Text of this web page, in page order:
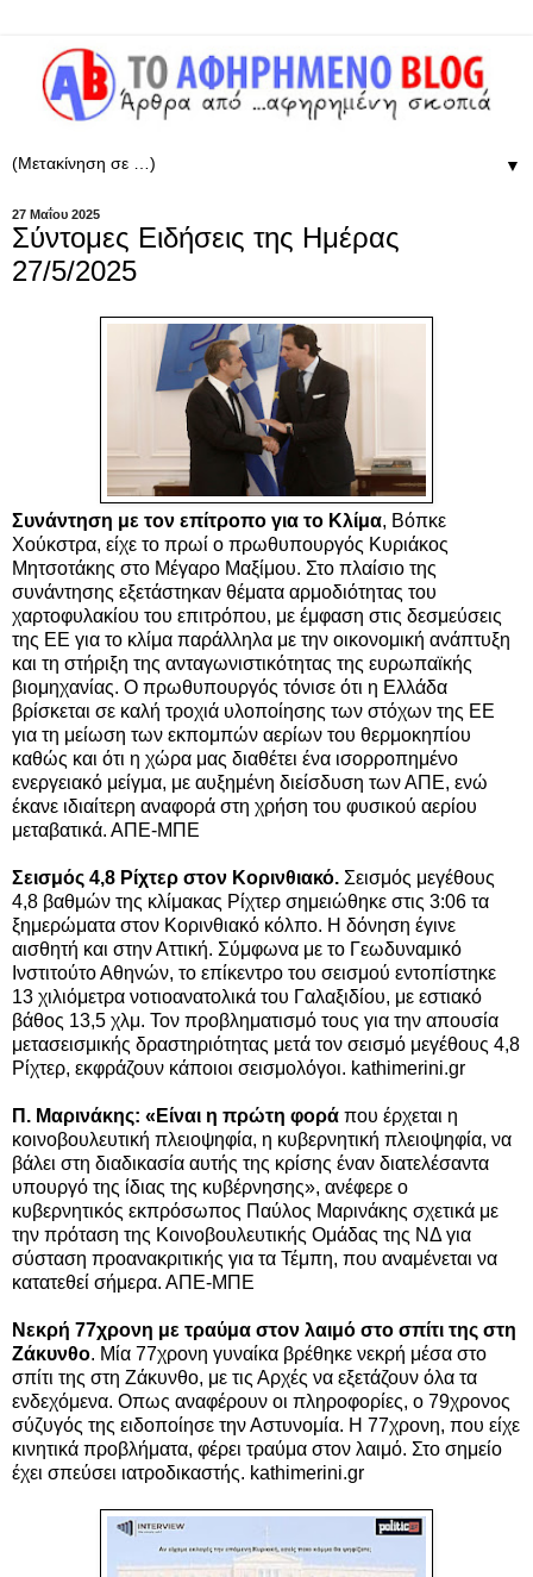
▼
27 Μαΐου 2025
Σύντομες Ειδήσεις της Ημέρας
27/5/2025
Συνάντηση με τον επίτροπο για το Κλίμα, Βόπκε
Χούκστρα, είχε το πρωί ο πρωθυπουργός Κυριάκος
Μητσοτάκης στο Μέγαρο Μαξίμου. Στο πλαίσιο της
συνάντησης εξετάστηκαν θέματα αρμοδιότητας του
χαρτοφυλακίου του επιτρόπου, με έμφαση στις δεσμεύσεις
της ΕΕ για το κλίμα παράλληλα με την οικονομική ανάπτυξη
και τη στήριξη της ανταγωνιστικότητας της ευρωπαϊκής
βιομηχανίας. Ο πρωθυπουργός τόνισε ότι η Ελλάδα
βρίσκεται σε καλή τροχιά υλοποίησης των στόχων της ΕΕ
για τη μείωση των εκπομπών αερίων του θερμοκηπίου
καθώς και ότι η χώρα μας διαθέτει ένα ισορροπημένο
ενεργειακό μείγμα, με αυξημένη διείσδυση των ΑΠΕ, ενώ
έκανε ιδιαίτερη αναφορά στη χρήση του φυσικού αερίου
μεταβατικά. ΑΠΕ-ΜΠΕ
Σεισμός 4,8 Ρίχτερ στον Κορινθιακό. Σεισμός μεγέθους
4,8 βαθμών της κλίμακας Ρίχτερ σημειώθηκε στις 3:06 τα
ξημερώματα στον Κορινθιακό κόλπο. Η δόνηση έγινε
αισθητή και στην Αττική. Σύμφωνα με το Γεωδυναμικό
Ινστιτούτο Αθηνών, το επίκεντρο του σεισμού εντοπίστηκε
13 χιλιόμετρα νοτιοανατολικά του Γαλαξιδίου, με εστιακό
βάθος 13,5 χλμ. Τον προβληματισμό τους για την απουσία
μετασεισμικής δραστηριότητας μετά τον σεισμό μεγέθους 4,8
Ρίχτερ, εκφράζουν κάποιοι σεισμολόγοι. kathimerini.gr
Π. Μαρινάκης: «Είναι η πρώτη φορά που έρχεται η
κοινοβουλευτική πλειοψηφία, η κυβερνητική πλειοψηφία, να
βάλει στη διαδικασία αυτής της κρίσης έναν διατελέσαντα
υπουργό της ίδιας της κυβέρνησης», ανέφερε ο
κυβερνητικός εκπρόσωπος Παύλος Μαρινάκης σχετικά με
την πρόταση της Κοινοβουλευτικής Ομάδας της ΝΔ για
σύσταση προανακριτικής για τα Τέμπη, που αναμένεται να
κατατεθεί σήμερα. ΑΠΕ-ΜΠΕ
Νεκρή 77χρονη με τραύμα στον λαιμό στο σπίτι της στη
Ζάκυνθο. Μία 77χρονη γυναίκα βρέθηκε νεκρή μέσα στο
σπίτι της στη Ζάκυνθο, με τις Αρχές να εξετάζουν όλα τα
ενδεχόμενα. Οπως αναφέρουν οι πληροφορίες, ο 79χρονος
σύζυγός της ειδοποίησε την Αστυνομία. Η 77χρονη, που είχε
κινητικά προβλήματα, φέρει τραύμα στον λαιμό. Στο σημείο
έχει σπεύσει ιατροδικαστής. kathimerini.gr